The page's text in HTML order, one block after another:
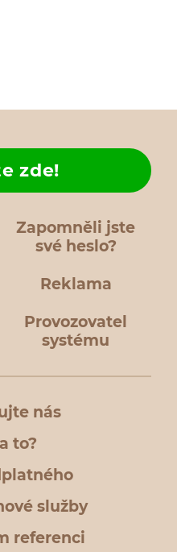
Zapomněli jste
své heslo?
zde!
Reklama
Provozovatel
systému
nás
to?
služby
referenci